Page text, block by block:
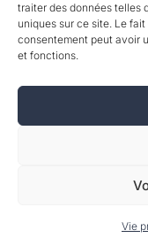
traiter des données telles
uniques sur ce site. Le
consentement peut avoir
et fonctions.
Vie
©MPI 2026 –
handelsmerk
S.A. – Alle
Designed by